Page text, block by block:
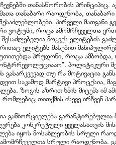
თანასწორობის პრინციპიც.
თანაბარი რაოდენობა, თანაბარი
პირველი მათგანი
ვოტუმი, როცა ამომრჩეველთა
მოყვეს ელიტების
ელიტებს მასებით
პრუდონი, როცა ამბობდა,
პოლიტიკური
გასარკვევად თუ რა მოტივაცია
საკამოდ მარტივი პროცესია,
ზოგის აზრით ხმის მიცემა იმ
რომლებიც თითქმის ისევე ირჩვენ
განხორციელება გარანტირებულია
კონკრეტული ყველასათვის
იყოს მოსახლეობის სრული
სრული რაოდენობა.